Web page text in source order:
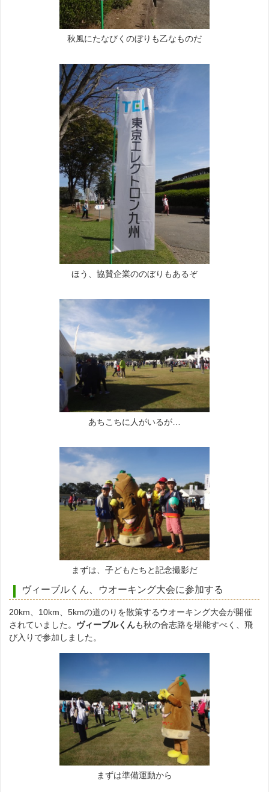
秋風にたなびくのぼりも乙なものだ
ほう、協賛企業ののぼりもあるぞ
あちこちに人がいるが…
まずは、子どもたちと記念撮影だ
ヴィーブルくん、ウオーキング大会に参加する
20km、10km、5kmの道のりを散策するウオーキング大会が開催
されていました。 ヴィーブルくんも秋の合志路を堪能すべく、飛
び入りで参加しました。
まずは準備運動から